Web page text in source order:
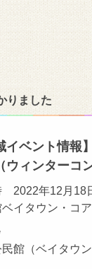
りました
イベント情報
ウィンターコ
2022年12月
イタウン・コ
館（ベイタウン